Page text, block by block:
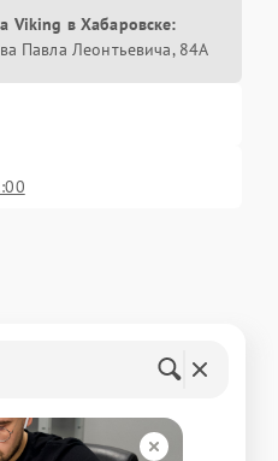
Viking в Хабаровске:
Павла Леонтьевича, 84А